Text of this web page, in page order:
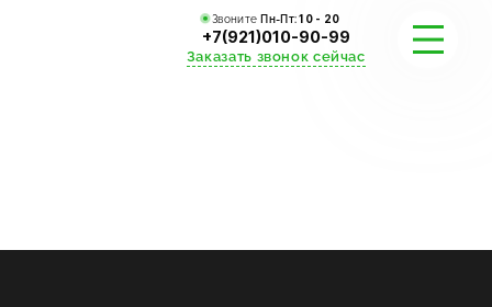
Звоните Пн-Пт:10 - 20
+7(921)010-90-99
Заказать звонок сейчас